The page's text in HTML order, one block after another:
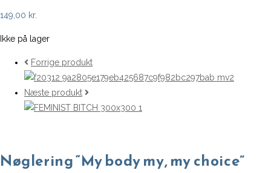
149,00 kr.
Ikke på lager
Forrige produkt
Næste produkt
Nøglering “My body my, my choice”